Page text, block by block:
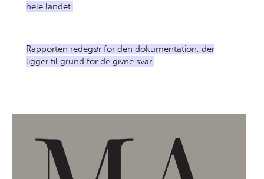
hele landet.
Rapporten redegør for den dokumentation, der
ligger til grund for de givne svar.